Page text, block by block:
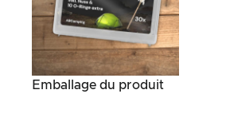
Emballage du produit